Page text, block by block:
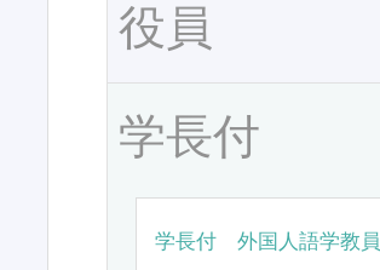
役員
学長付
学長付 外国人語学教員